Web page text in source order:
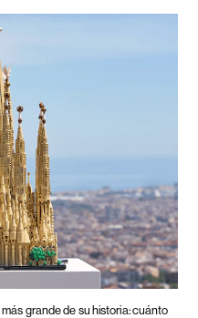
más grande de su historia: cuánto